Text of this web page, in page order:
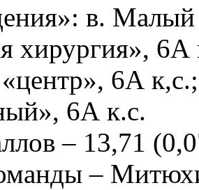
в.
хирургия»,
6А
6А к.с.
– 13,71
–